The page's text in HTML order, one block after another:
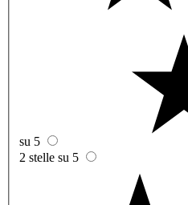
su 5
2 stelle su 5